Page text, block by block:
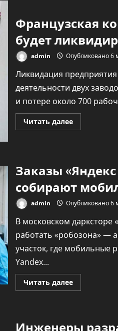
знать
о
хакерах
—
настоящих
и
Французская
будет
admin Опубликовано 6
Ликвидация
деятельности двух
и потере около 700
Читать далееПрочитать
больше
Заказы
собирают
admin Опубликовано 6
В московском дарксторе
работать «робозона» —
участок, где мобильные
Yandex...
Читать далееПрочитать
больше
теперь
Инженеры